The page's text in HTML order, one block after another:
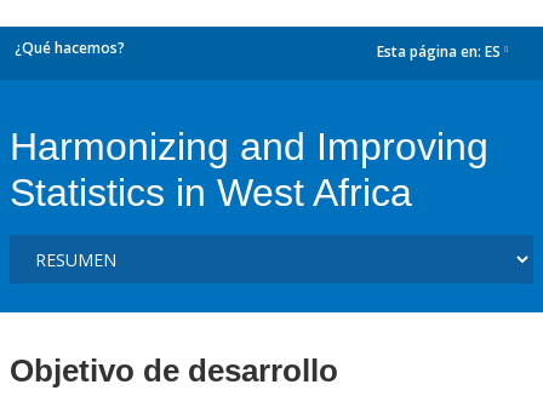
¿Qué hacemos? Esta página en: ES
Harmonizing and Improving
Statistics in West Africa
Objetivo de desarrollo